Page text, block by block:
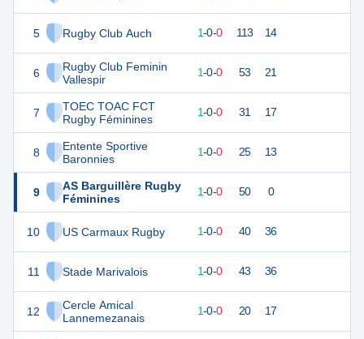
5 Rugby Club Auch
6
Rugby Club Feminin
Vallespir
7
TOEC TOAC FCT
Rugby Féminines
8
Entente Sportive
Baronnies
9
AS Barguillère Rugby
Féminines
10 US Carmaux Rugby
11 Stade Marivalois
12
Cercle Amical
Lannemezanais
5 1-0-0 113 14
5 1-0-0 53 21
5 1-0-0 31 17
5 1-0-0 25 13
5 1 1-0-0 50 0
4 1-0-0 40 36
4 1-0-0 43 36
1-0-0 20 17